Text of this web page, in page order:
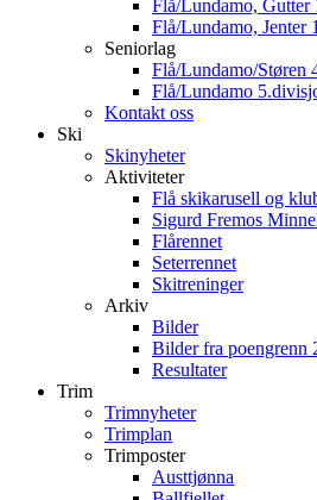
Flå/Lundamo, Gutter
Flå/Lundamo, Jenter
Seniorlag
Flå/Lundamo/Støren
Flå/Lundamo
Kontakt oss
Ski
Skinyheter
Aktiviteter
Flå skikarusell og
Sigurd Fremos
Flårennet
Seterrennet
Skitreninger
Arkiv
Bilder
Bilder fra poengrenn
Resultater
Trim
Trimnyheter
Trimplan
Trimposter
Austtjønna